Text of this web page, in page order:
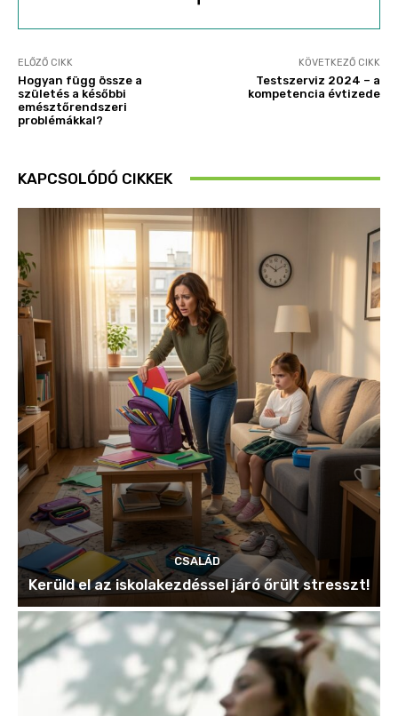
ELŐZŐ CIKK
Hogyan függ össze a
születés a későbbi
emésztőrendszeri
problémákkal?
KÖVETKEZŐ CIKK
Testszerviz 2024 – a
kompetencia évtizede
KAPCSOLÓDÓ CIKKEK
CSALÁD
Kerüld el az iskolakezdéssel járó őrült stresszt!